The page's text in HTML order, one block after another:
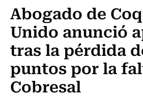
Abogado de
Unido anunció
tras la pérdida
puntos por la
Cobresal